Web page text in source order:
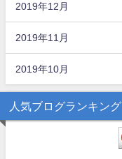
2019年12月
2019年11月
2019年10月
人気ブログランキング